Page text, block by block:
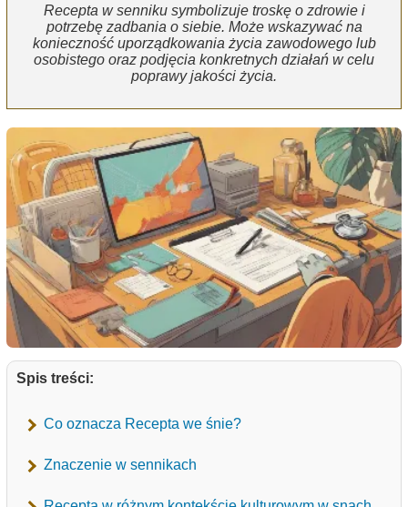
Recepta w senniku symbolizuje troskę o zdrowie i
potrzebę zadbania o siebie. Może wskazywać na
konieczność uporządkowania życia zawodowego lub
osobistego oraz podjęcia konkretnych działań w celu
poprawy jakości życia.
Spis treści:
Co oznacza Recepta we śnie?
Znaczenie w sennikach